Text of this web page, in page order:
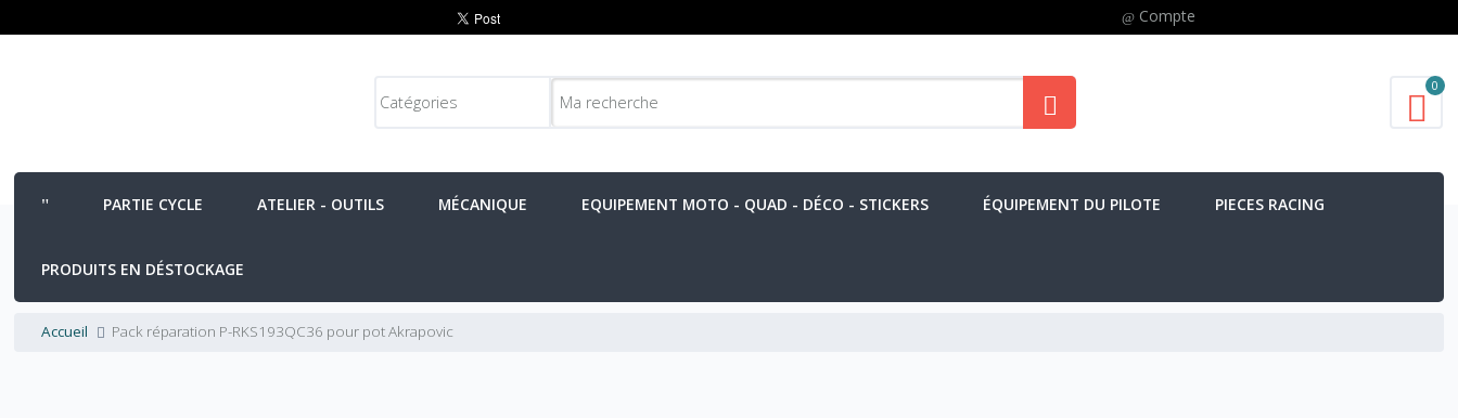
Compte
0
PARTIE CYCLE ATELIER - OUTILS MÉCANIQUE EQUIPEMENT MOTO - QUAD - DÉCO - STICKERS ÉQUIPEMENT DU PILOTE PIECES RACING
PRODUITS EN DÉSTOCKAGE
Accueil Pack réparation P-RKS193QC36 pour pot Akrapovic